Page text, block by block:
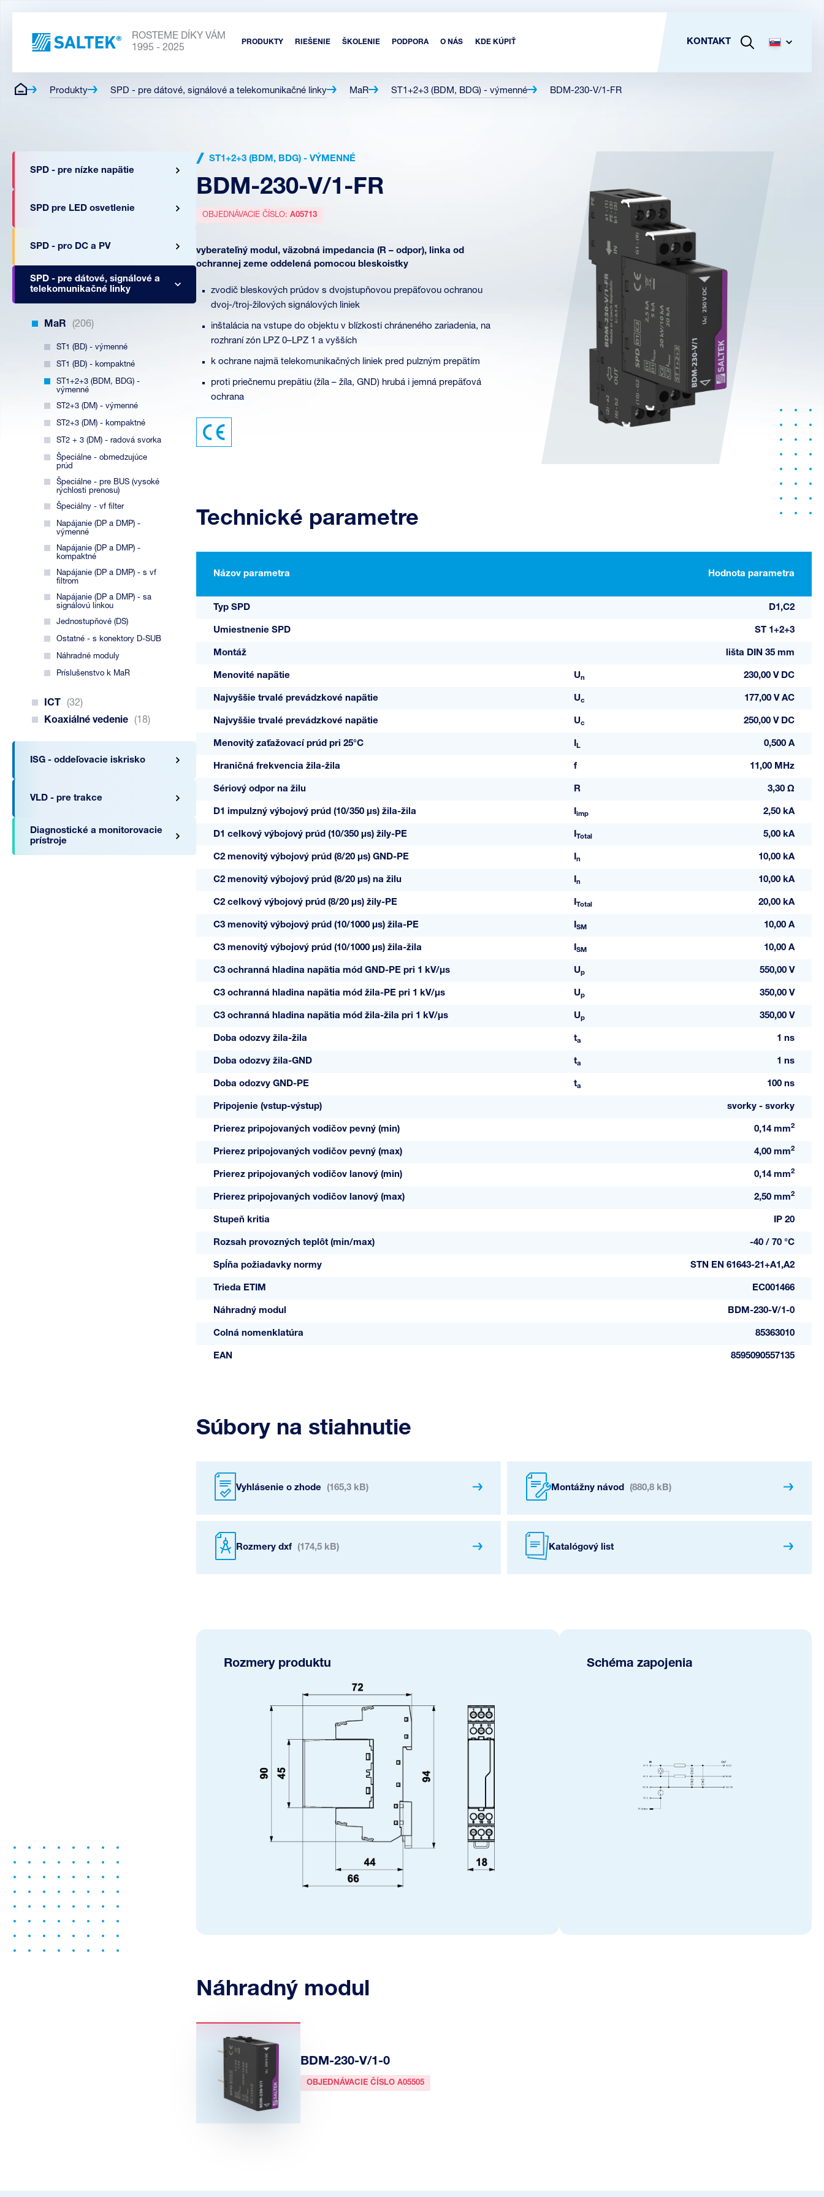
ROSTEME DÍKY VÁM
1995 - 2025
PRODUKTY RIEŠENIE ŠKOLENIE PODPORA O NÁS KDE KÚPIŤ KONTAKT
Produkty SPD - pre dátové, signálové a telekomunikačné linky MaR ST1+2+3 (BDM, BDG) - výmenné BDM-230-V/1-FR
SPD - pre nízke napätie
SPD pre LED osvetlenie
SPD - pro DC a PV
SPD - pre dátové, signálové a
telekomunikačné linky
MaR (206)
ST1 (BD) - výmenné
ST1 (BD) - kompaktné
ST1+2+3 (BDM, BDG) -
výmenné
ST2+3 (DM) - výmenné
ST2+3 (DM) - kompaktné
ST2 + 3 (DM) - radová svorka
Špeciálne - obmedzujúce
prúd
Špeciálne - pre BUS (vysoké
rýchlosti prenosu)
Špeciálny - vf filter
Napájanie (DP a DMP) -
výmenné
Napájanie (DP a DMP) -
kompaktné
Napájanie (DP a DMP) - s vf
filtrom
Napájanie (DP a DMP) - sa
signálovú linkou
Jednostupňové (DS)
Ostatné - s konektory D-SUB
Náhradné moduly
Príslušenstvo k MaR
ICT
(32)
Koaxiálné vedenie
(18)
ISG - oddeľovacie iskrisko
VLD - pre trakce
Diagnostické a monitorovacie
prístroje
ST1+2+3 (BDM, BDG) - VÝMENNÉ
BDM-230-V/1-FR
OBJEDNÁVACIE ČÍSLO: A05713
vyberateľný modul, väzobná impedancia (R – odpor), linka od
ochrannej zeme oddelená pomocou bleskoistky
zvodič bleskových prúdov s dvojstupňovou prepäťovou ochranou
dvoj-/troj-žilových signálových liniek
inštalácia na vstupe do objektu v blízkosti chráneného zariadenia, na
rozhraní zón LPZ 0–LPZ 1 a vyšších
k ochrane najmä telekomunikačných liniek pred pulzným prepätím
proti priečnemu prepätiu (žíla – žíla, GND) hrubá i jemná prepäťová
ochrana
Technické parametre
Názov parametra Hodnota parametra
Typ SPD D1,C2
Umiestnenie SPD ST 1+2+3
Montáž lišta DIN 35 mm
Menovité napätie Un 230,00 V DC
Najvyššie trvalé prevádzkové napätie Uc 177,00 V AC
Najvyššie trvalé prevádzkové napätie Uc 250,00 V DC
Menovitý zaťažovací prúd pri 25°C IL 0,500 A
Hraničná frekvencia žila-žila f 11,00 MHz
Sériový odpor na žilu R 3,30 Ω
D1 impulzný výbojový prúd (10/350 µs) žila-žila Iimp 2,50 kA
D1 celkový výbojový prúd (10/350 µs) žily-PE ITotal 5,00 kA
C2 menovitý výbojový prúd (8/20 µs) GND-PE In 10,00 kA
C2 menovitý výbojový prúd (8/20 µs) na žilu In 10,00 kA
C2 celkový výbojový prúd (8/20 µs) žily-PE ITotal 20,00 kA
C3 menovitý výbojový prúd (10/1000 µs) žila-PE ISM 10,00 A
C3 menovitý výbojový prúd (10/1000 µs) žila-žila ISM 10,00 A
C3 ochranná hladina napätia mód GND-PE pri 1 kV/µs Up 550,00 V
C3 ochranná hladina napätia mód žila-PE pri 1 kV/µs Up 350,00 V
C3 ochranná hladina napätia mód žila-žila pri 1 kV/µs Up 350,00 V
Doba odozvy žila-žila ta 1 ns
Doba odozvy žila-GND ta 1 ns
Doba odozvy GND-PE ta 100 ns
Pripojenie (vstup-výstup) svorky - svorky
Prierez pripojovaných vodičov pevný (min) 0,14 mm2
Prierez pripojovaných vodičov pevný (max) 4,00 mm2
Prierez pripojovaných vodičov lanový (min) 0,14 mm2
Prierez pripojovaných vodičov lanový (max) 2,50 mm2
Stupeň kritia IP 20
Rozsah provozných teplôt (min/max) -40 / 70 °C
Spĺňa požiadavky normy STN EN 61643-21+A1,A2
Trieda ETIM EC001466
Náhradný modul BDM-230-V/1-0
Colná nomenklatúra 85363010
EAN 8595090557135
Súbory na stiahnutie
Vyhlásenie o zhode (165,3 kB) Montážny návod (880,8 kB)
Rozmery dxf (174,5 kB) Katalógový list
Rozmery produktu Schéma zapojenia
Náhradný modul
BDM-230-V/1-0
OBJEDNÁVACIE ČÍSLO A05505